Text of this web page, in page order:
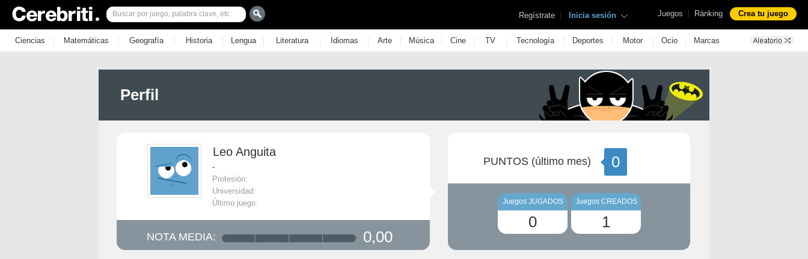
Juegos | Ránking Crea tu juego
Regístrate | Inicia sesión
Ciencias | Matemáticas | Geografía | Historia | Lengua | Literatura | Idiomas | Arte | Música | Cine | TV | Tecnología | Deportes | Motor | Ocio | Marcas
Perfil
Leo Anguita
-
Profesión:
Universidad:
Último juego:
NOTA MEDIA: 0,00
PUNTOS (último mes) 0
Juegos JUGADOS
0
Juegos CREADOS
1